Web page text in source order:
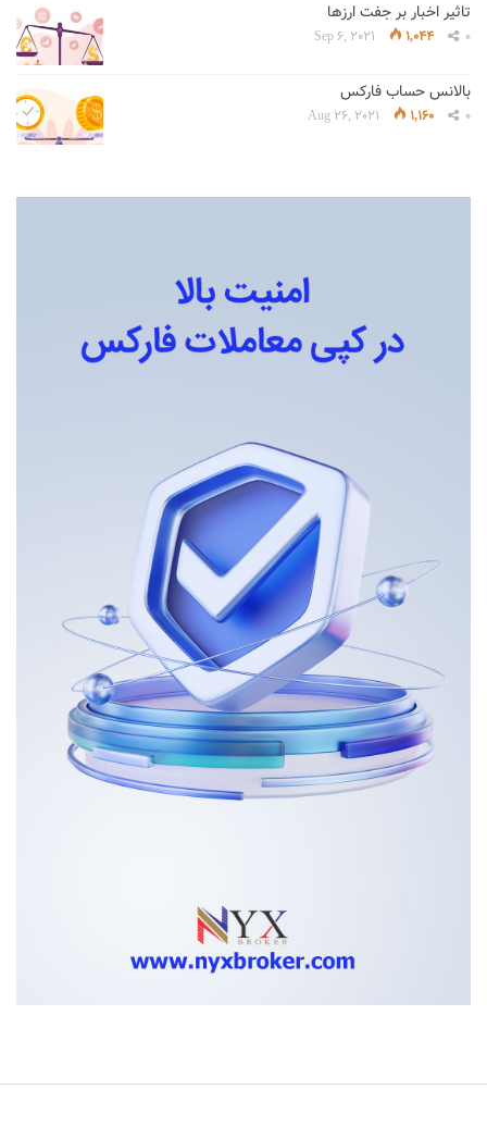
تاثیر اخبار بر جفت ارزها
Sep 6, 2021 1,044 0
بالانس حساب فارکس
Aug 26, 2021 1,160 0